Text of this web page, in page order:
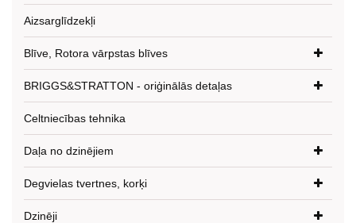
Aizsarglīdzekļi
Blīve, Rotora vārpstas blīves
BRIGGS&STRATTON - oriģinālās detaļas
Celtniecības tehnika
Daļa no dzinējiem
Degvielas tvertnes, korķi
Dzinēji